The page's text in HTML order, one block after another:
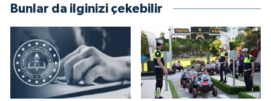
Bunlar da ilginizi çekebilir